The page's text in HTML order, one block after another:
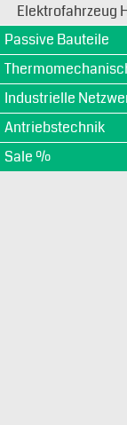
Elektrofahrzeug
Passive Bauteile
Industrielle
Antriebstechnik
Sale %